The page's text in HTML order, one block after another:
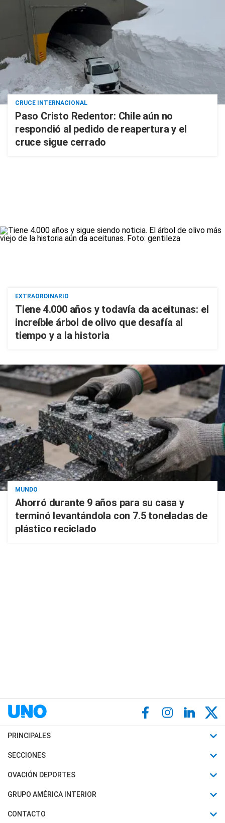
CRUCE INTERNACIONAL
Paso Cristo Redentor: Chile aún no
respondió al pedido de reapertura y el
cruce sigue cerrado
EXTRAORDINARIO
Tiene 4.000 años y todavía da aceitunas: el
increíble árbol de olivo que desafía al
tiempo y a la historia
MUNDO
Ahorró durante 9 años para su casa y
terminó levantándola con 7.5 toneladas de
plástico reciclado
PRINCIPALES
Últimas Noticias
Política
Judiciales
SECCIONES
Horóscopo
Motores
OVACIÓN DEPORTES
Fútbol
Mundial
GRUPO AMÉRICA INTERIOR
Canal 7 en Vivo
CONTACTO